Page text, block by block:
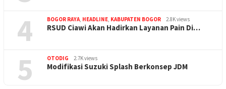
4 BOGOR RAYA, HEADLINE, KABUPATEN BOGOR 2.8K views
RSUD Ciawi Akan Hadirkan Layanan Pain Di…
5 OTODIG 2.7K views
Modifikasi Suzuki Splash Berkonsep JDM